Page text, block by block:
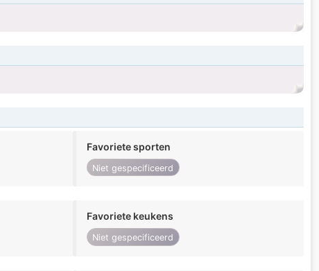
Favoriete sporten
Niet gespecificeerd
Favoriete keukens
Niet gespecificeerd